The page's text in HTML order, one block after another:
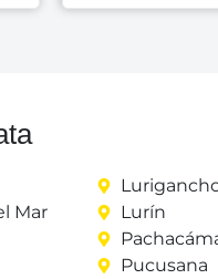
Mar
Lurín
Pucusana